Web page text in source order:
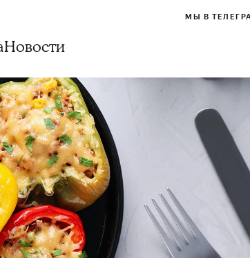
МЫ В
Новости